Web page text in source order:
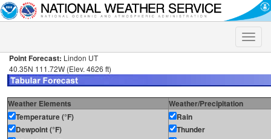
Toggle
Point Forecast: Lindon UT
40.35N 111.72W (Elev. 4626 ft)
Weather Elements
Weather/Precipitation
Temperature (°F)
Dewpoint (°F)
Rain
Thunder